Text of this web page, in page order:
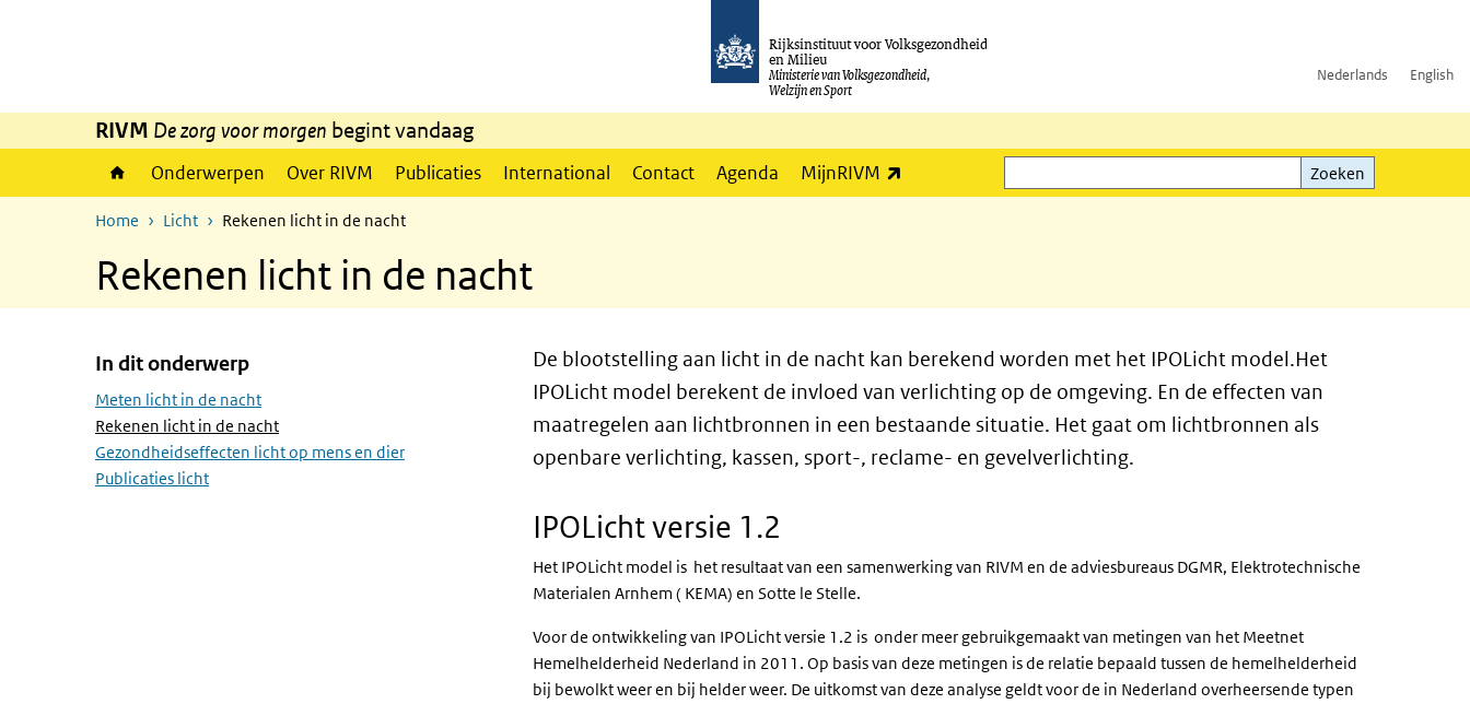
Rijksinstituut voor Volksgezondheid
en Milieu
Ministerie van Volksgezondheid,
Welzijn en Sport
Nederlands English
RIVM De zorg voor morgen begint vandaag
Onderwerpen Over RIVM Publicaties International Contact Agenda MijnRIVM
Zoeken
Zoeken
Home Licht Rekenen licht in de nacht
Rekenen licht in de nacht
Overslaan menu In dit onderwerp
In dit onderwerp
Meten licht in de nacht
Rekenen licht in de nacht(Actieve pagina)
Gezondheidseffecten licht op mens en dier
Publicaties licht
De blootstelling aan licht in de nacht kan berekend worden met het IPOLicht model.Het
IPOLicht model berekent de invloed van verlichting op de omgeving. En de effecten van
maatregelen aan lichtbronnen in een bestaande situatie. Het gaat om lichtbronnen als
openbare verlichting, kassen, sport-, reclame- en gevelverlichting.
IPOLicht versie 1.2
Het IPOLicht model is het resultaat van een samenwerking van RIVM en de adviesbureaus DGMR, Elektrotechnische
Materialen Arnhem ( KEMA) en Sotte le Stelle.
Voor de ontwikkeling van IPOLicht versie 1.2 is onder meer gebruikgemaakt van metingen van het Meetnet
Hemelhelderheid Nederland in 2011. Op basis van deze metingen is de relatie bepaald tussen de hemelhelderheid
bij bewolkt weer en bij helder weer. De uitkomst van deze analyse geldt voor de in Nederland overheersende typen